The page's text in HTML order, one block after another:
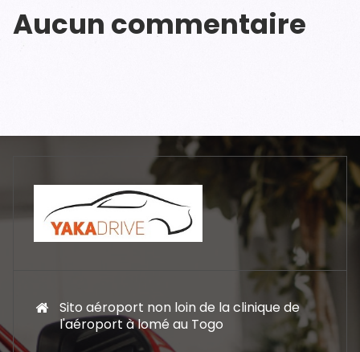
Aucun commentaire
Sito aéroport non loin de la clinique de
l'aéroport à lomé au Togo